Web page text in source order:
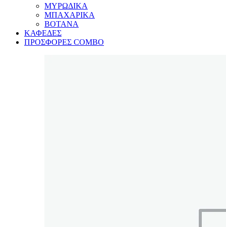
ΜΥΡΩΔΙΚΑ
ΜΠΑΧΑΡΙΚΑ
ΒΟΤΑΝΑ
ΚΑΦΕΔΕΣ
ΠΡΟΣΦΟΡΕΣ COMBO